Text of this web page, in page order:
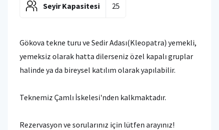
Seyir Kapasitesi 25
Gökova tekne turu ve Sedir Adası(Kleopatra) yemekli,
yemeksiz olarak hatta dilerseniz özel kapalı gruplar
halinde ya da bireysel katılım olarak yapılabilir.
Teknemiz Çamlı İskelesi'nden kalkmaktadır.
Rezervasyon ve sorularınız için lütfen arayınız!